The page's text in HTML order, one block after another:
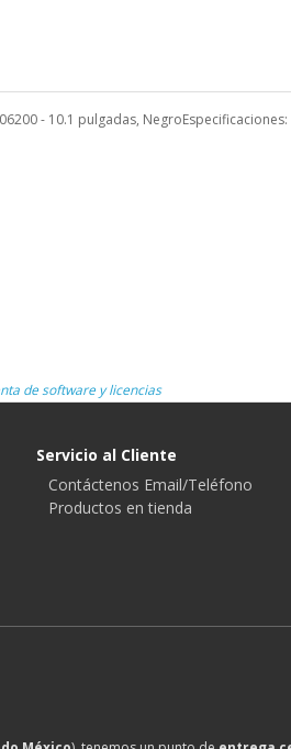
- 10.1 pulgadas, NegroEspecificaciones:
de software y licencias
Servicio al Cliente
Contáctenos Email/Teléfono
Productos en tienda